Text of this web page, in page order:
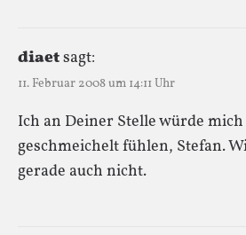
diaetsagt:
11. Februar 2008 um 14:11 Uhr
Ich an Deiner Stelle würde
geschmeichelt fühlen, Stefan.
gerade auch nicht.